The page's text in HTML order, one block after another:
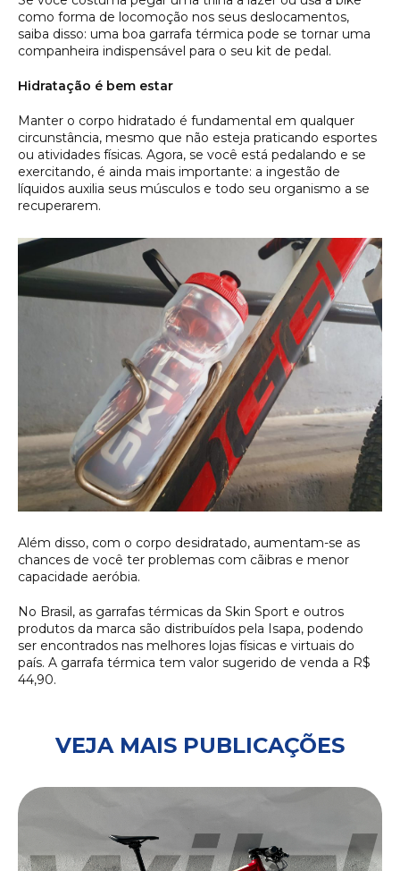
como forma de locomoção nos seus deslocamentos,
saiba disso: uma boa garrafa térmica pode se tornar uma
companheira indispensável para o seu kit de pedal.
Hidratação é bem estar
Manter o corpo hidratado é fundamental em qualquer
circunstância, mesmo que não esteja praticando esportes
ou atividades físicas. Agora, se você está pedalando e se
exercitando, é ainda mais importante: a ingestão de
líquidos auxilia seus músculos e todo seu organismo a se
recuperarem.
Além disso, com o corpo desidratado, aumentam-se as
chances de você ter problemas com cãibras e menor
capacidade aeróbia.
No Brasil, as garrafas térmicas da Skin Sport e outros
produtos da marca são distribuídos pela Isapa, podendo
ser encontrados nas melhores lojas físicas e virtuais do
país. A garrafa térmica tem valor sugerido de venda a R$
44,90.
VEJA MAIS PUBLICAÇÕES